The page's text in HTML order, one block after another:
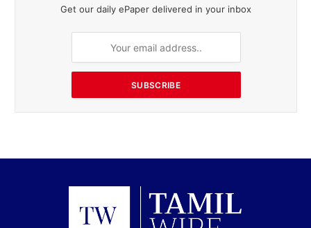
Get our daily ePaper delivered in your inbox
SUBSCRIBE